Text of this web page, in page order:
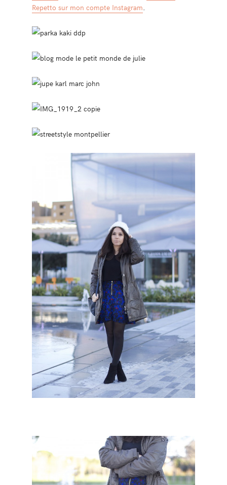
Repetto sur mon compte Instagram.